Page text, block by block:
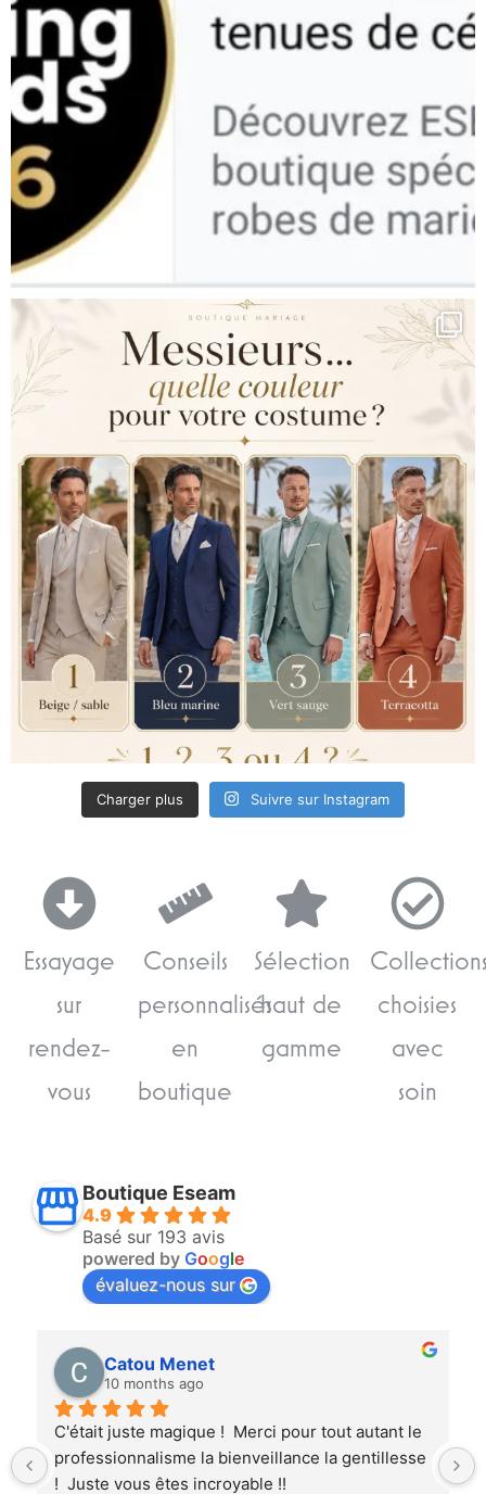
Charger plus Suivre sur Instagram
Essayage
sur
rendez-
vous
Conseils
personnalisés
en
boutique
Sélection
haut de
gamme
choisies
avec
soin
Boutique Eseam
4.9
Basé sur 193 avis
powered by Google
évaluez-nous sur
pour tout autant le
la gentillesse
!!
Très bonne boutique, de très
robes de qualités, un vrai
lors des essayages